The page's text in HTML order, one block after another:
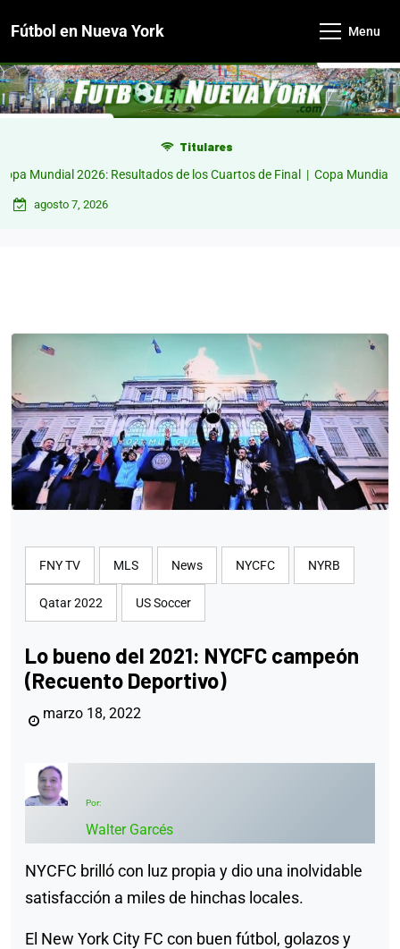
Fútbol en Nueva York Menu
Titulares
2026: Resultados de los Cuartos de Final |Copa Mundial 2026:
agosto 7, 2026
FNY TV MLS News NYCFC NYRB
Qatar 2022 US Soccer
Lo bueno del 2021: NYCFC campeón
(Recuento Deportivo)
marzo 18, 2022
Por:
Walter Garcés
NYCFC brilló con luz propia y dio una inolvidable
satisfacción a miles de hinchas locales.
El New York City FC con buen fútbol, golazos y